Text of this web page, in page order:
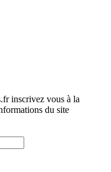
inscrivez vous à la
du site